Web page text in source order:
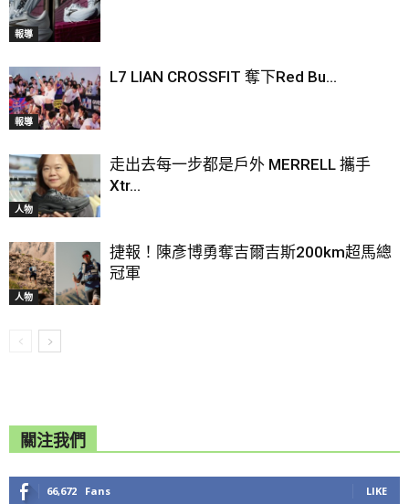
報導
報導
L7 LIAN CROSSFIT 奪下Red Bu...
人物
走出去每一步都是戶外 MERRELL 攜手
Xtr...
人物
捷報！陳彥博勇奪吉爾吉斯200km超馬總
冠軍
關注我們
66,672 Fans LIKE